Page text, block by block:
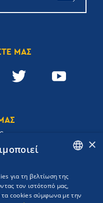
ΜΑΣ
Αθήνα, Ελλάδα
GREEK
×
για τη βελτίωση της
τον ιστότοπό μας,
τα cookies σύμφωνα με την